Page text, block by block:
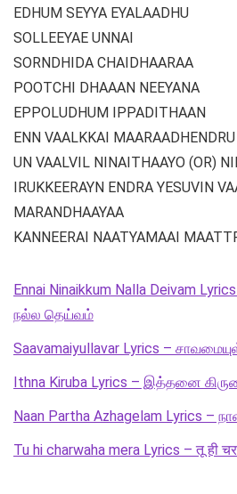
EDHUM SEYYA EYALAADHU
SOLLEEYAE UNNAI
SORNDHIDA CHAIDHAARAA
POOTCHI DHAAAN NEEYANA
EPPOLUDHUM IPPADITHAAN
ENN VAALKKAI MAARAADHENDRU
UN VAALVIL NINAITHAAYO (OR)
IRUKKEERAYN ENDRA YESUVIN
MARANDHAAYAA
KANNEERAI NAATYAMAAI
Ennai Ninaikkum Nalla Deivam
நல்ல தெய்வம்
Saavamaiyullavar Lyrics –
Ithna Kiruba Lyrics – இத்தனை
Naan Partha Azhagelam Lyrics –
Tu hi charwaha mera Lyrics – तू ही